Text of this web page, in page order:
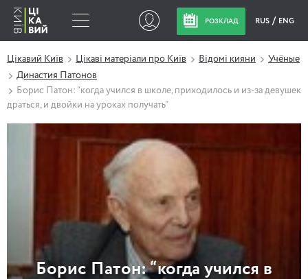
РОЗКЛАД RUS ENG
Цікавий Київ Цікаві матеріали про Київ Відомі кияни
Учёные
Династия Патонов
Борис Патон: “когда учился в школе, приходилось и из-за девушек
драться, и двойки на уроках получать”
Борис Патон: “когда учился в